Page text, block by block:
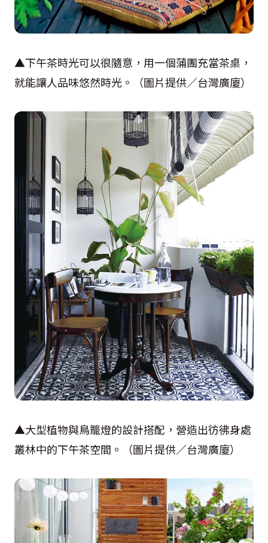
▲下午茶時光可以很隨意，用一個蒲團充當茶桌，
就能讓人品味悠然時光。（圖片提供／台灣廣廈）
▲大型植物與鳥籠燈的設計搭配，營造出彷彿身處
叢林中的下午茶空間。（圖片提供／台灣廣廈）